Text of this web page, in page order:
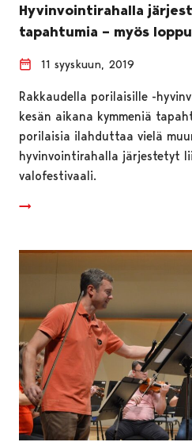
Hyvinvointirahalla
tapahtumia – myös
11 syyskuun, 2019
Rakkaudella porilaisille -
kesän aikana kymmeniä
porilaisia ilahduttaa vielä
hyvinvointirahalla järjestetyt
valofestivaali.